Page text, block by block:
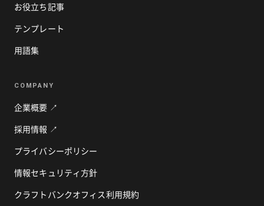
お役立ち記事
テンプレート
用語集
COMPANY
企業概要 ↗
採用情報 ↗
プライバシーポリシー
情報セキュリティ方針
クラフトバンクオフィス利用規約